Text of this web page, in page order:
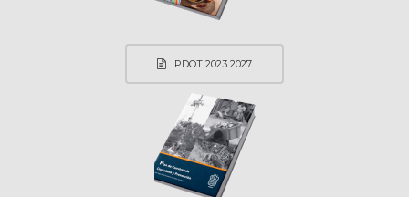
PDOT 2023 2027